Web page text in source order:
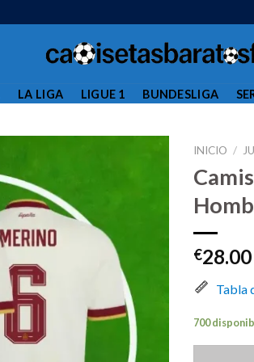
LA LIGA LIGUE 1 BUNDESLIGA
INICIO /
€28.00
Tabla
700